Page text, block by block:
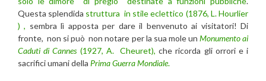
Questa splendida struttura in stile eclettico (1876, L. Hourlier
) , sembra lì apposta per dare il benvenuto ai visitatori! Di
fronte, non si può non notare per la sua mole un Monumento ai
Caduti di Cannes(1927, A. Cheuret), che ricorda gli orrori e i
sacrifici umani della Prima Guerra Mondiale.